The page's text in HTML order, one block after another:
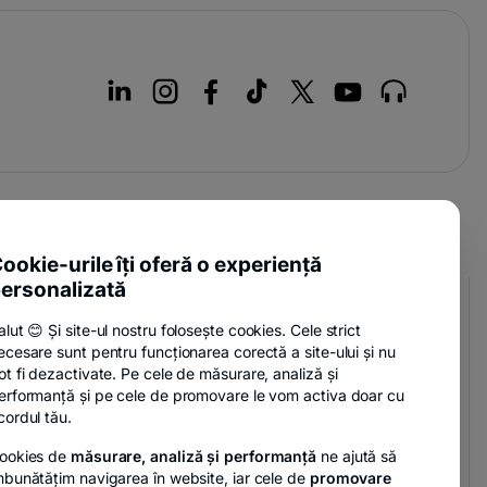
Legal
Termeni și condiții-
opens
in
a
tab
Politica de confidențialitate-
opens
new
in
a
Setări cookies
urile îți oferă o experiență
😊 Și site-ul nostru folosește cookies. Cele strict
sunt pentru funcționarea corectă a site-ului și nu
fi dezactivate. Pe cele de măsurare, analiză și
și pe cele de promovare le vom activa doar cu
tău.
de măsurare, analiză și performanță ne ajută să
navigarea în website, iar cele de promovare